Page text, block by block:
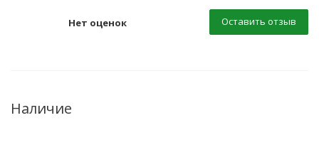
Нет оценок Оставить отзыв
Наличие